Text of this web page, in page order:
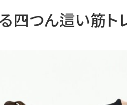
四つん這い筋ト